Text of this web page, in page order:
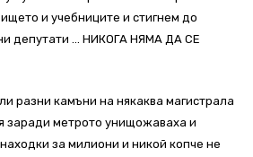
и учебниците и стигнем до
депутати … НИКОГА НЯМА ДА СЕ
разни камъни на някаква магистрала
заради метрото унищожаваха и
за милиони и никой копче не